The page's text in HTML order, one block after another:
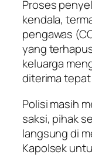
Proses
kendala,
pengawas
yang
keluarga
diterima tepat
Polisi masih
saksi, pihak
langsung di
Kapolsek